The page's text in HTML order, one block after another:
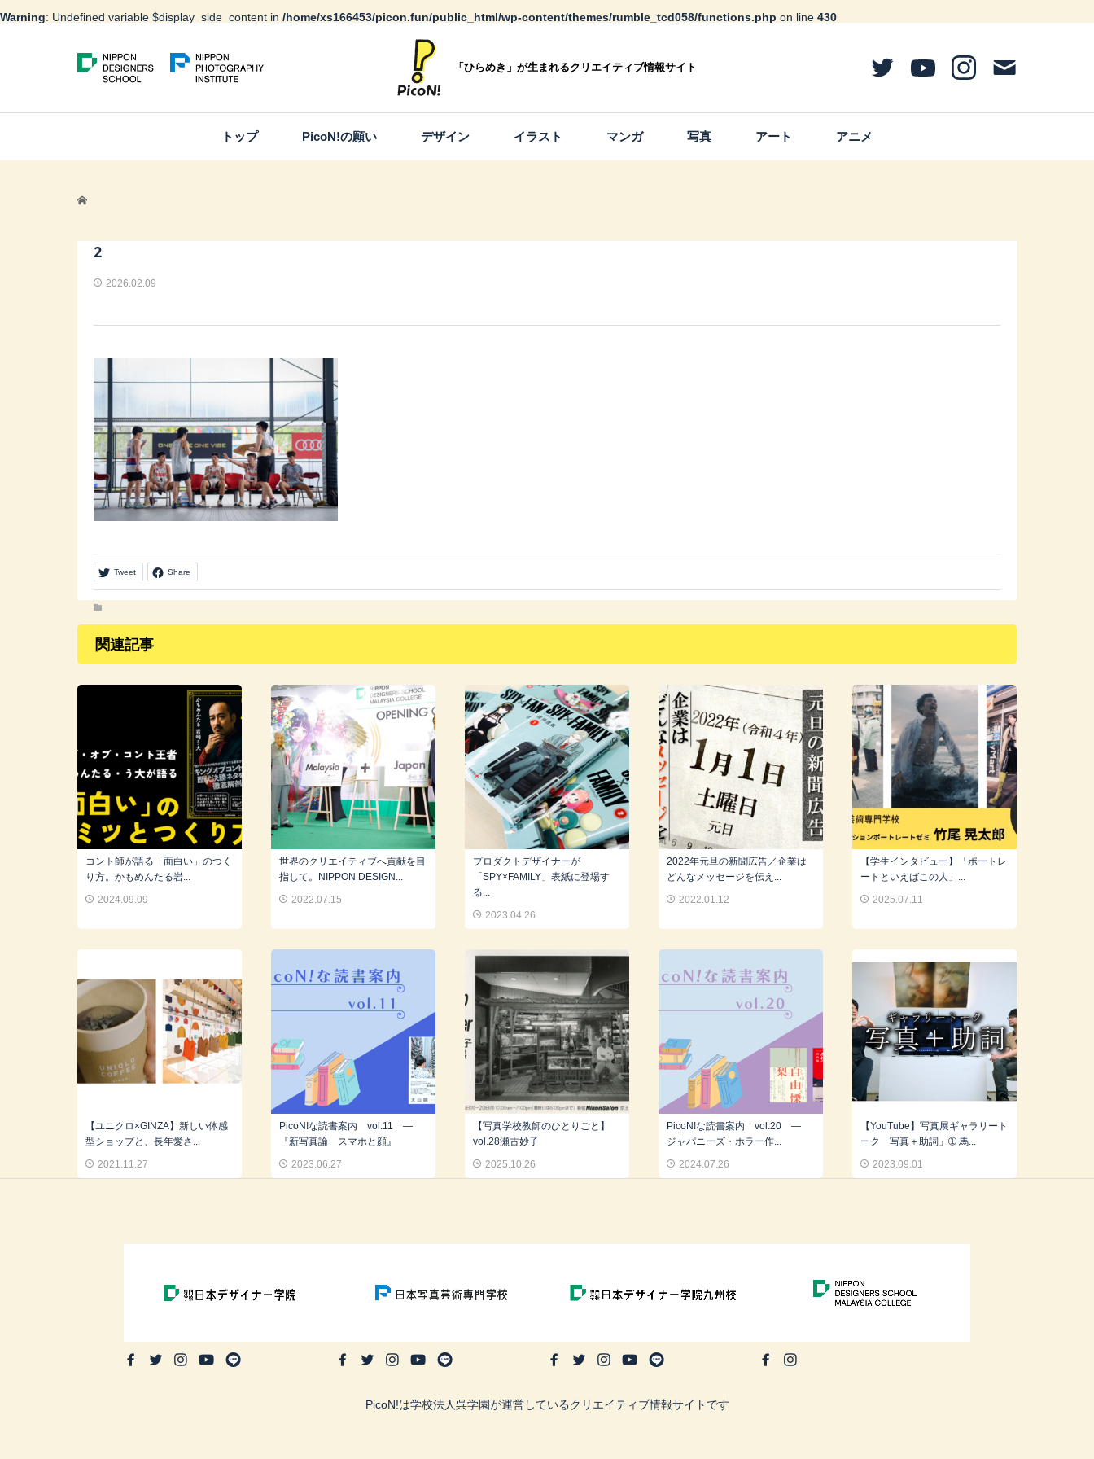
Warning: Undefined variable $display_side_content in /home/xs166453/picon.fun/public_html/wp-content/themes/rumble_tcd058/functions.php on line 430
「ひらめき」が生まれるクリエイティブ情報サイト
トップ PicoN!の願い デザイン イラスト マンガ 写真 アート アニメ
2
2026.02.09
Tweet Share
関連記事
コント師が語る「面白い」のつく
り方。かもめんたる岩...
2024.09.09
世界のクリエイティブへ貢献を目
指して。NIPPON DESIGN...
2022.07.15
プロダクトデザイナーが
「SPY×FAMILY」表紙に登場す
る...
2023.04.26
2022年元旦の新聞広告／企業は
どんなメッセージを伝え...
2022.01.12
【学生インタビュー】「ポートレ
ートといえばこの人」...
2025.07.11
【ユニクロ×GINZA】新しい体感
型ショップと、長年愛さ...
2021.11.27
PicoN!な読書案内 vol.11 ―
『新写真論 スマホと顔』
2023.06.27
【写真学校教師のひとりごと】
vol.28瀬古妙子
2025.10.26
PicoN!な読書案内 vol.20 ―
ジャパニーズ・ホラー作...
2024.07.26
【YouTube】写真展ギャラリート
ーク「写真＋助詞」➀ 馬...
2023.09.01
PicoN!は学校法人呉学園が運営しているクリエイティブ情報サイトです